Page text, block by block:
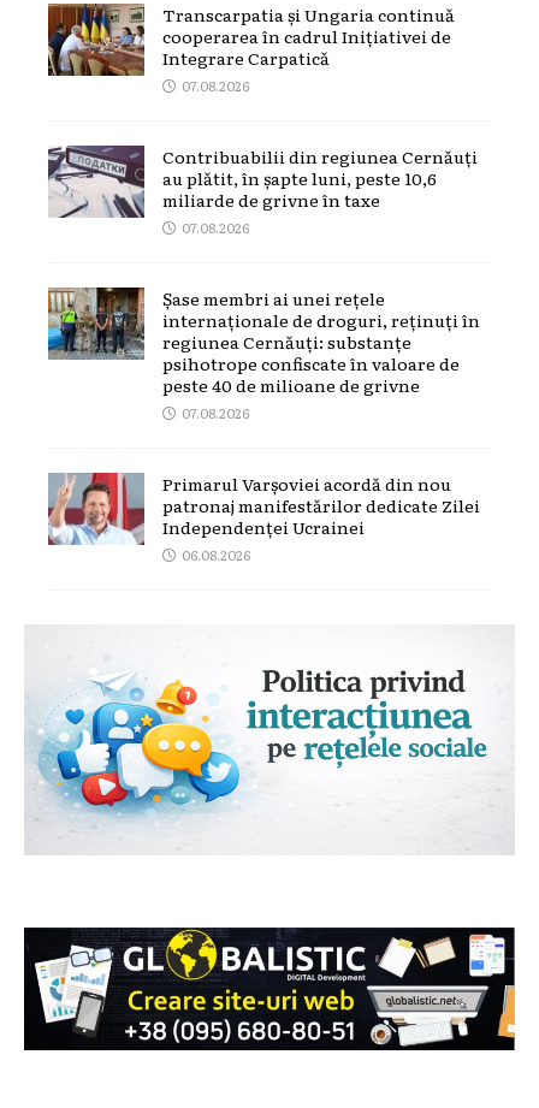
Transcarpatia și Ungaria continuă
cooperarea în cadrul Inițiativei de
Integrare Carpatică
07.08.2026
Contribuabilii din regiunea Cernăuți
au plătit, în șapte luni, peste 10,6
miliarde de grivne în taxe
07.08.2026
Șase membri ai unei rețele
internaționale de droguri, reținuți în
regiunea Cernăuți: substanțe
psihotrope confiscate în valoare de
peste 40 de milioane de grivne
07.08.2026
Primarul Varșoviei acordă din nou
patronaj manifestărilor dedicate Zilei
Independenței Ucrainei
06.08.2026